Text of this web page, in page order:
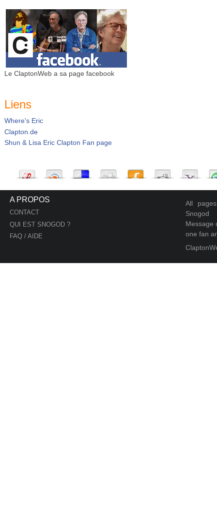
Le ClaptonWeb a sa page facebook
Liens
Where's Eric
Clapton.de
Shun & Lisa Eric Clapton Fan page
A PROPOS
CONTACT
QUI EST SNOGOD ?
FAQ / AIDE
All
Snogod
Message
one fan